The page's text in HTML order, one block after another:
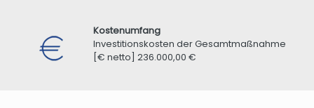
Kostenumfang
Investitionskosten der Gesamtmaßnahme
[€ netto] 236.000,00 €